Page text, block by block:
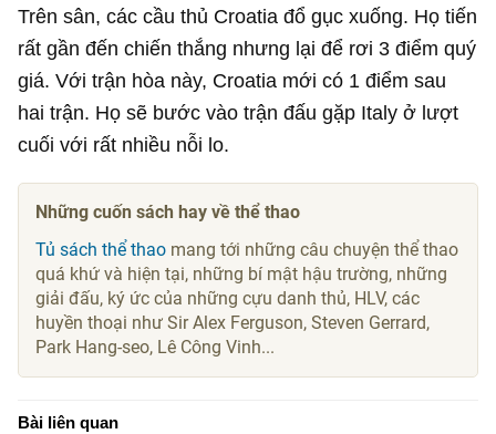
Trên sân, các cầu thủ Croatia đổ gục xuống. Họ tiến
rất gần đến chiến thắng nhưng lại để rơi 3 điểm quý
giá. Với trận hòa này, Croatia mới có 1 điểm sau
hai trận. Họ sẽ bước vào trận đấu gặp Italy ở lượt
cuối với rất nhiều nỗi lo.
Những cuốn sách hay về thể thao
Tủ sách thể thao mang tới những câu chuyện thể thao
quá khứ và hiện tại, những bí mật hậu trường, những
giải đấu, ký ức của những cựu danh thủ, HLV, các
huyền thoại như Sir Alex Ferguson, Steven Gerrard,
Park Hang-seo, Lê Công Vinh...
Bài liên quan